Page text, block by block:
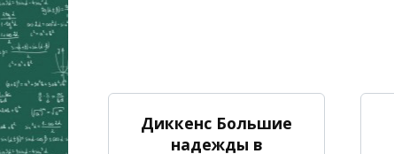
Диккенс Большие
надежды в